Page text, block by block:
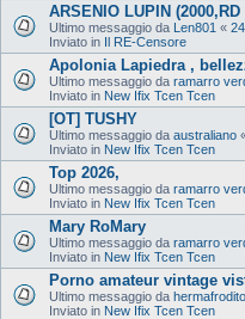
ARSENIO LUPIN
Ultimo messaggio da Len801 «
Inviato in Il RE-Censore
Apolonia Lapiedra ,
Ultimo messaggio da ramarro
Inviato in New Ifix Tcen Tcen
[OT] TUSHY
Ultimo messaggio da australiano
Inviato in New Ifix Tcen Tcen
Top 2026,
Ultimo messaggio da ramarro
Inviato in New Ifix Tcen Tcen
Mary RoMary
Ultimo messaggio da ramarro
Inviato in New Ifix Tcen Tcen
Porno amateur vintage
Ultimo messaggio da
Inviato in New Ifix Tcen Tcen